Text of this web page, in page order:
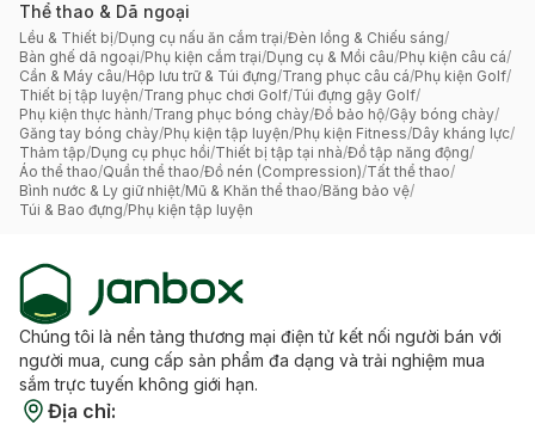
Thể thao & Dã ngoại
Lều & Thiết bị/Dụng cụ nấu ăn cắm trại/Đèn lồng & Chiếu sáng/
Bàn ghế dã ngoại/Phụ kiện cắm trại/Dụng cụ & Mồi câu/Phụ kiện câu cá/
Cần & Máy câu/Hộp lưu trữ & Túi đựng/Trang phục câu cá/Phụ kiện Golf/
Thiết bị tập luyện/Trang phục chơi Golf/Túi đựng gậy Golf/
Phụ kiện thực hành/Trang phục bóng chày/Đồ bảo hộ/Gậy bóng chày/
Găng tay bóng chày/Phụ kiện tập luyện/Phụ kiện Fitness/Dây kháng lực/
Thảm tập/Dụng cụ phục hồi/Thiết bị tập tại nhà/Đồ tập năng động/
Áo thể thao/Quần thể thao/Đồ nén (Compression)/Tất thể thao/
Bình nước & Ly giữ nhiệt/Mũ & Khăn thể thao/Băng bảo vệ/
Túi & Bao đựng/Phụ kiện tập luyện
Chúng tôi là nền tảng thương mại điện tử kết nối người bán với
người mua, cung cấp sản phẩm đa dạng và trải nghiệm mua
sắm trực tuyến không giới hạn.
Địa chỉ: